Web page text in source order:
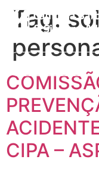
Tag:
CIPA –